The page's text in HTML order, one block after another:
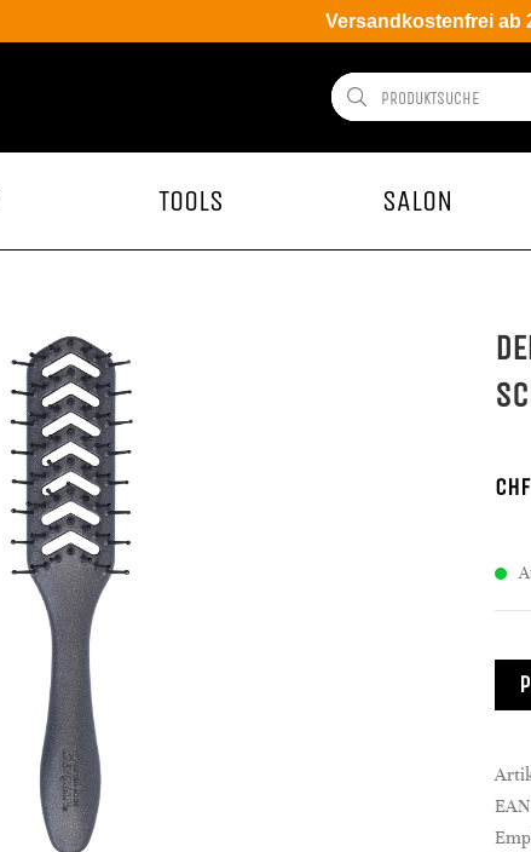
Versandkostenfrei ab
TOOLS SALON
CHF